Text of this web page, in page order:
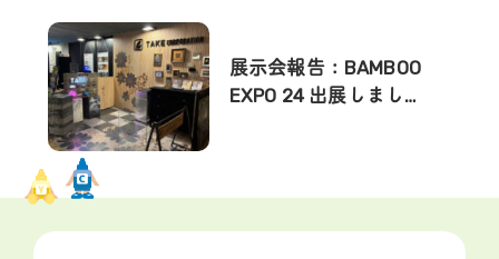
展示会報告：BAMBOO
EXPO 24 出展しまし…